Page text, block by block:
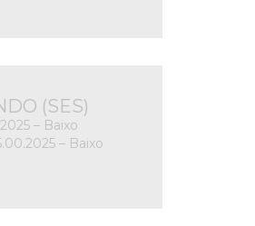
(SES)
– Baixo
– Baixo